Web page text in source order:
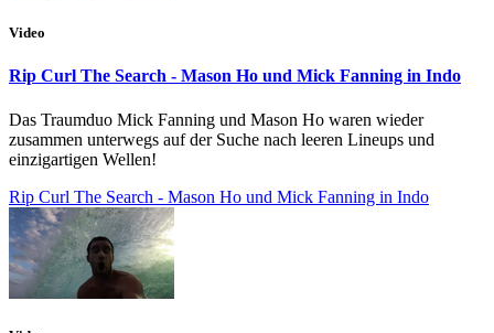
Video
Rip Curl The Search - Mason Ho und Mick Fanning in Indo
Das Traumduo Mick Fanning und Mason Ho waren wieder
zusammen unterwegs auf der Suche nach leeren Lineups und
einzigartigen Wellen!
Rip Curl The Search - Mason Ho und Mick Fanning in Indo